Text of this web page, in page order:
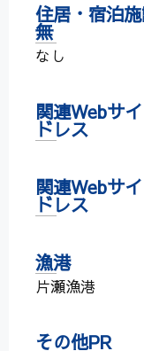
住居・宿泊
無
なし
関連Webサ
ドレス
関連Webサ
ドレス
漁港
片瀬漁港
その他PR